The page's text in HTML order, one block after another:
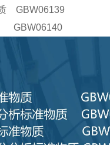
质 GBW06139
GBW06140